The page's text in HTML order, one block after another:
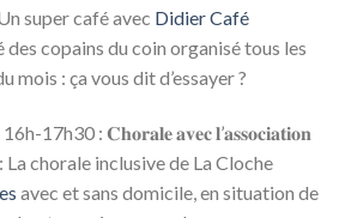
super café avec Didier Café
des copains du coin organisé tous les
mois : ça vous dit d’essayer ?
17h30 : 𝐂𝐡𝐨𝐫𝐚𝐥𝐞 𝐚𝐯𝐞𝐜 𝐥’𝐚𝐬𝐬𝐨𝐜𝐢𝐚𝐭𝐢𝐨𝐧
: La chorale inclusive de La Cloche
avec et sans domicile, en situation de